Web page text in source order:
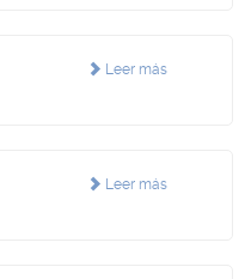
Leer más
Leer más